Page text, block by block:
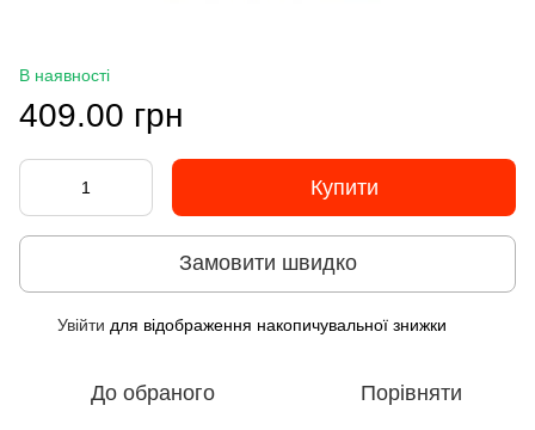
В наявності
409.00 грн
Купити
Замовити швидко
Увійти для відображення накопичувальної знижки
До обраного Порівняти